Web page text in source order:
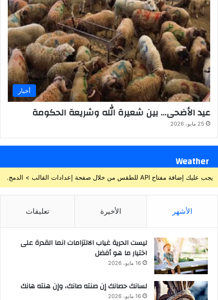
ف
ر
ن
س
ي
ة
،
ا
ل
م
و
ج
م
و
ط
أخبار
عيد الأضحى… بين شعيرة الله وشريعة الحكومة
25 مايو، 2026
Weather
يجب عليك إضافة مفتاح API للطقس من خلال صفحة إعدادات القالب > الدمج.
الأشهر الأخيرة تعليقات
ليست الحرية غياب الالتزامات انما القدرة على
اختيار ما هو أفضل
16 مايو، 2026
لسانك حصانك إن صنته صانك، وإن هنته هانك
16 مايو، 2026